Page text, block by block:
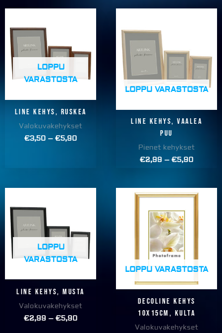
LOPPU
VARASTOSTA
Line kehys, RUSKEA
Valokuvakehykset
€3,50 – €5,90
LOPPU VARASTOSTA
Line kehys, VAALEA
PUU
Pienet kehykset
€2,99 – €5,90
LOPPU
VARASTOSTA
Line kehys, MUSTA
Valokuvakehykset
€2,99 – €5,90
LOPPU VARASTOSTA
Decoline kehys
10x15cm, KULTA
Valokuvakehykset